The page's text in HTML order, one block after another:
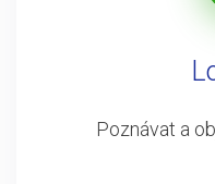
Poznávat a